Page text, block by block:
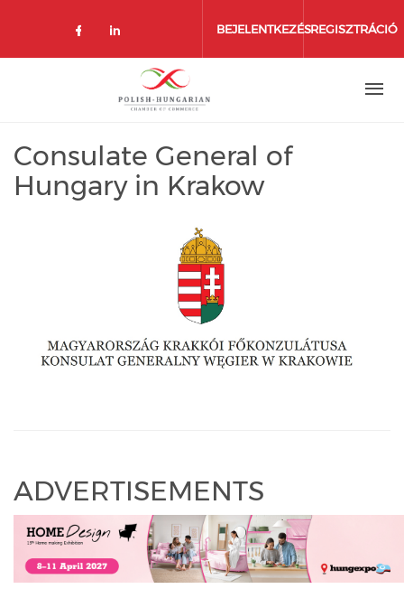
BEJELENTKEZÉSREGISZTRÁCIÓ
Consulate General of
Hungary in Krakow
ADVERTISEMENTS